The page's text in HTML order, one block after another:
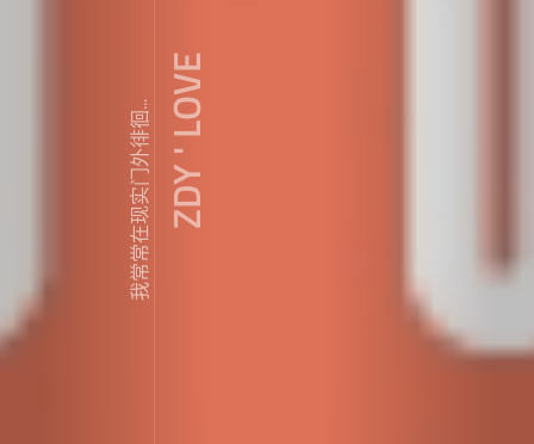
我常常在现实门外徘徊...ZDY ' LOVE